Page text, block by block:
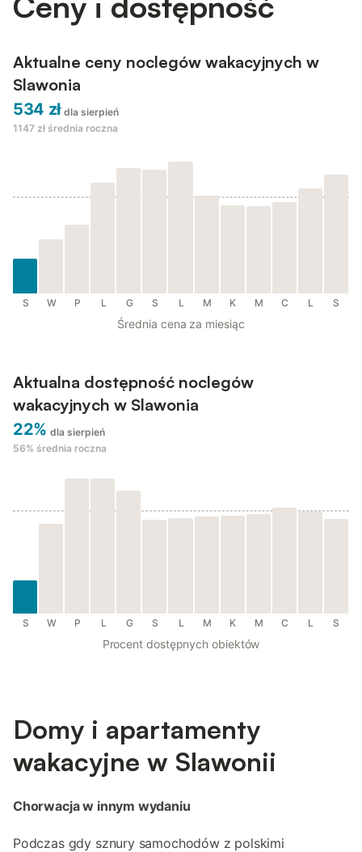
Aktualne ceny noclegów wakacyjnych w
Slawonia
534 zł dla sierpień
1147 zł średnia roczna
S W P L G S L M K M C L S
Średnia cena za miesiąc
Aktualna dostępność noclegów
wakacyjnych w Slawonia
22% dla sierpień
56% średnia roczna
S W P L G S L M K M C L S
Procent dostępnych obiektów
Domy i apartamenty
wakacyjne w Slawonii
Chorwacja w innym wydaniu
Podczas gdy sznury samochodów z polskimi